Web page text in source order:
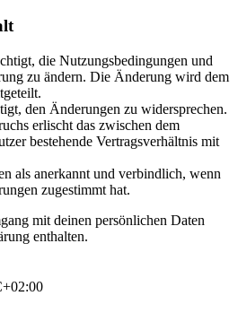
die Nutzungsbedingungen und
zu ändern. Die Änderung wird dem
den Änderungen zu widersprechen.
erlischt das zwischen dem
bestehende Vertragsverhältnis mit
als anerkannt und verbindlich, wenn
zugestimmt hat.
mit deinen persönlichen Daten
enthalten.